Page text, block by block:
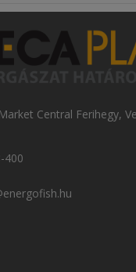
Central Ferihegy,
400